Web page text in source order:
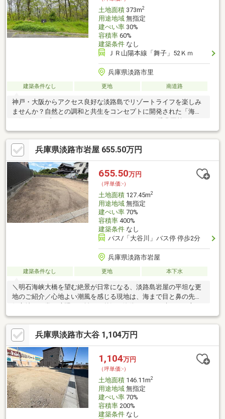
土地面積373m2
用途地域無指定
建ぺい率30%
容積率60%
建築条件なし
ＪＲ山陽本線「舞子」52Ｋｍ
兵庫県淡路市里
建築条件なし 更地 南道路
神戸・大阪からアクセス良好な淡路島でリゾートライフを楽しみ
ませんか？自然との調和と共生をコンセプトに開発された「海平
ニティ設備を完備した計407区画の島内屈指の大型「定住型分譲
別荘地」です。※管理費／建物建築前：年間44000円（税込）/区
画、建物建築後：年間66000円（税込）/区画※工事協力金／建物
建築時55000円（税込）※管理基金／購入時300000円/区画（無利
息での預託金としての預かり）※合併浄化槽設置時に水利用組合
協力金60000円の一時金が必要
兵庫県淡路市岩屋 655.50万円
655.50万円
（坪単価:-）
土地面積127.45m2
用途地域無指定
建ぺい率70%
容積率400%
建築条件なし
バス/「大谷川」バス停 停歩2分
兵庫県淡路市岩屋
建築条件なし 更地 本下水
＼明石海峡大橋を望む絶景が日常になる、淡路島岩屋の平坦な更
地のご紹介／心地よい潮風を感じる現地は、海まで目と鼻の先の
おススメ！淡路ICまで車で10分と神戸・大阪方面へのアクセスも
抜群で、周辺には温泉や道の駅など利便施設も充実！分譲地内の
街並みの一画で、境界も確定しているため、スムーズに建築へと
進められます。建築条件はございませんので、お好きなハウスメ
ーカーで理想のマイホームや別荘を建てたい方に最適です♪斜め向
かいの1区画も同時募集中！土地面積：140.50㎡（約42.5坪） 価
格：723万円（坪単価：5.15万円）
兵庫県淡路市大谷 1,104万円
1,104万円
（坪単価:-）
土地面積146.11m2
用途地域無指定
建ぺい率70%
容積率200%
建築条件なし